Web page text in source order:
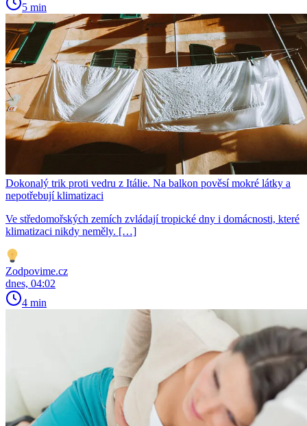
5 min
Dokonalý trik proti vedru z Itálie. Na balkon pověsí mokré látky a
nepotřebují klimatizaci
Ve středomořských zemích zvládají tropické dny i domácnosti, které
klimatizaci nikdy neměly. […]
Zodpovime.cz
dnes, 04:02
4 min